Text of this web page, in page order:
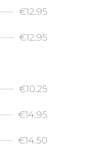
€12.95
€12.95
€10.25
€14.95
€14.50